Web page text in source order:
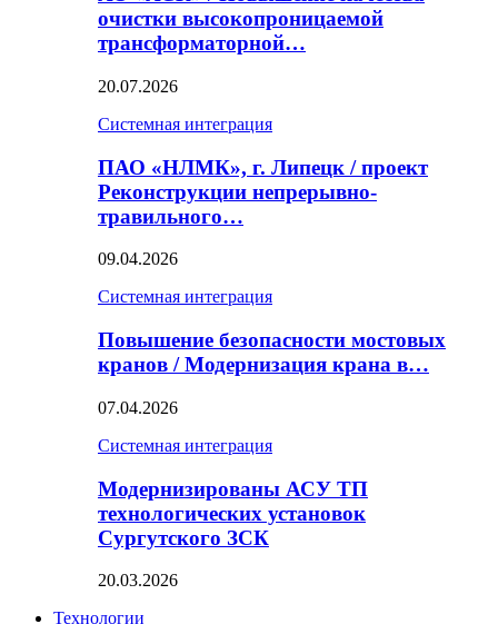
очистки высокопроницаемой
трансформаторной…
20.07.2026
Системная интеграция
ПАО «НЛМК», г. Липецк / проект
Реконструкции непрерывно-
травильного…
09.04.2026
Системная интеграция
Повышение безопасности мостовых
кранов / Модернизация крана в…
07.04.2026
Системная интеграция
Модернизированы АСУ ТП
технологических установок
Сургутского ЗСК
20.03.2026
Технологии